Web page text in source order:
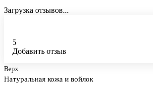
Загрузка отзывов...
5
Добавить отзыв
Верх
Натуральная кожа и войлок